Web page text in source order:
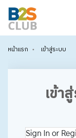
หน้าแรก • เข้าสู่ระบบ
เข้า
Sign In or